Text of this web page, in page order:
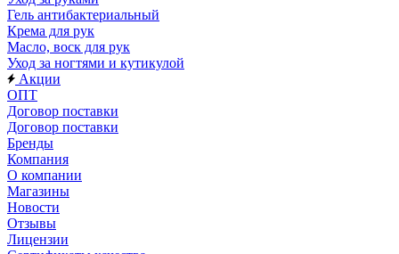
Гель антибактериальный
Крема для рук
Масло, воск для рук
Уход за ногтями и кутикулой
Акции
ОПТ
Договор поставки
Договор поставки
Бренды
Компания
О компании
Магазины
Новости
Отзывы
Лицензии